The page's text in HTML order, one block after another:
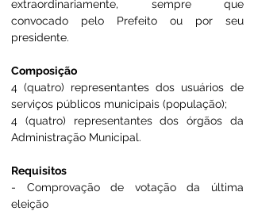
extraordinariamente, sempre que
convocado pelo Prefeito ou por seu
presidente.
Composição
4 (quatro) representantes dos usuários de
serviços públicos municipais (população);
4 (quatro) representantes dos órgãos da
Administração Municipal.
Requisitos
- Comprovação de votação da última
eleição